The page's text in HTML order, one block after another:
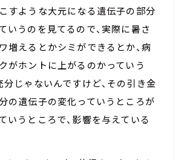
すような大元になる遺伝子の部分
いうのを見てるので、実際に暑さ
増えるとかシミができるとか、病
がホントに上がるのかっていう
分じゃないんですけど、その引き金
の遺伝子の変化っていうところが
いうところで、影響を与えている